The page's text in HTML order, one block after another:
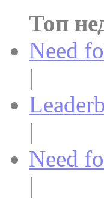
Топ
Need
|
|
Need
|